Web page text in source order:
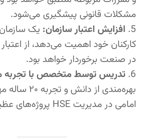
مشکلات قانونی پیشگیری می‌شود.
افزایش اعتبار سازمان: یک
کارکنان خود اهمیت می‌دهد، از اعتبار
در صنعت برخوردار خواهد بود.
تدریس توسط متخصص با تجربه
بهره‌مندی از
امامی در مدیریت HSE پروژه‌های عظیم.